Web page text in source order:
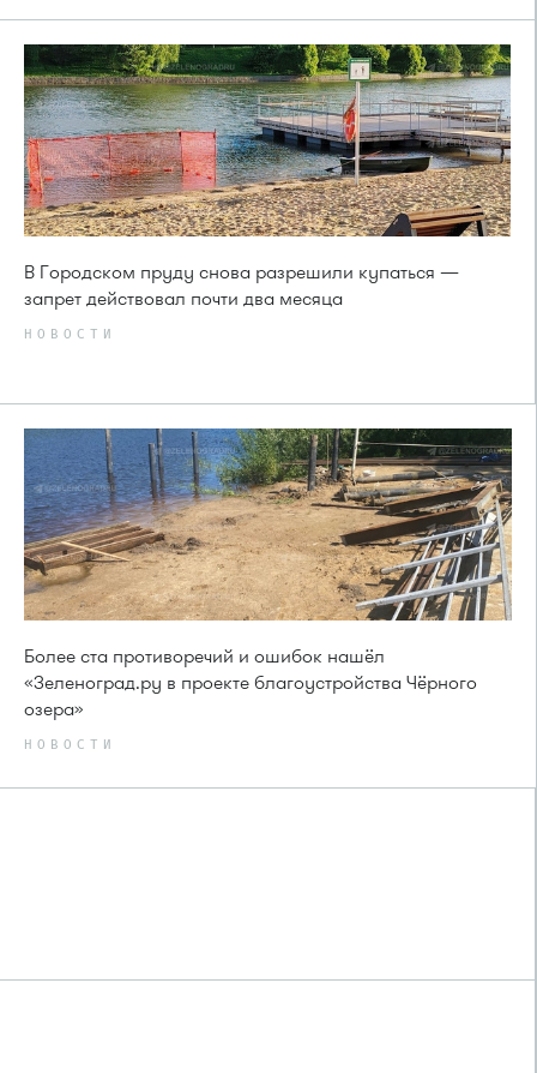
В Городском пруду снова разрешили купаться —
запрет действовал почти два месяца
НОВОСТИ
Более ста противоречий и ошибок нашёл
«Зеленоград.ру в проекте благоустройства Чёрного
озера»
НОВОСТИ